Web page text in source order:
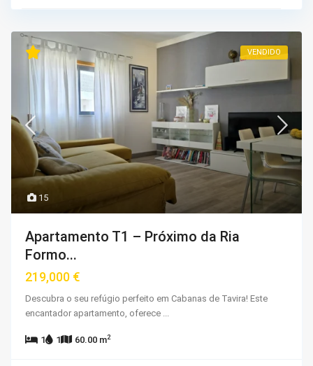
15
VENDIDO
Apartamento T1 – Próximo da Ria
Formo...
219,000 €
Descubra o seu refúgio perfeito em Cabanas de Tavira! Este
encantador apartamento, oferece
1 1 60.00 m2